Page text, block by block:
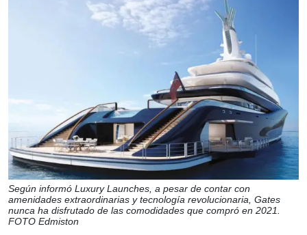
Según informó Luxury Launches, a pesar de contar con
amenidades extraordinarias y tecnología revolucionaria, Gates
nunca ha disfrutado de las comodidades que compró en 2021.
FOTO Edmiston